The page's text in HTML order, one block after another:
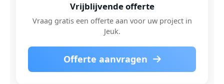
Vrijblijvende offerte
Vraag gratis een offerte aan voor uw project in
Jeuk.
Offerte aanvragen